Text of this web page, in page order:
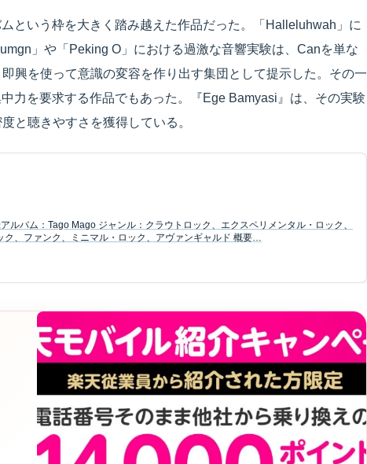
という枠を大きく踏み越えた作品だった。「Halleluhwah」に
」や「Peking O」における過激な音響実験は、Canを単な
興を使って意識の変容を作り出す集団として提示した。その一
力を要求する作品でもあった。『Ege Bamyasi』は、その実験
と聴きやすさを獲得している。
ルバム：Tago Mago ジャンル：クラウトロック、エクスペリメンタル・ロック、
ク、ファンク、ミニマル・ロック、アヴァンギャルド 概要…